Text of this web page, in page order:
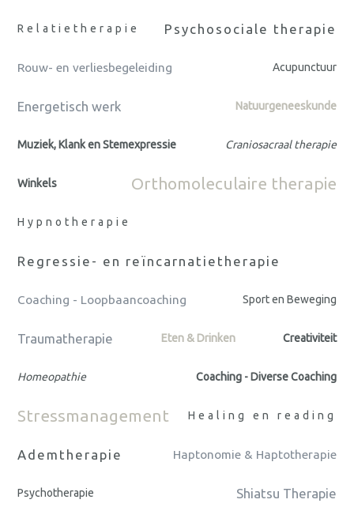
Relatietherapie Psychosociale therapie
Rouw- en verliesbegeleiding Acupunctuur
Energetisch werk Natuurgeneeskunde
Muziek, Klank en Stemexpressie Craniosacraal therapie
Winkels Orthomoleculaire therapie
Hypnotherapie
Regressie- en reïncarnatietherapie
Coaching - Loopbaancoaching Sport en Beweging
Traumatherapie Eten & Drinken Creativiteit
Homeopathie Coaching - Diverse Coaching
Stressmanagement Healing en reading
Ademtherapie Haptonomie & Haptotherapie
Psychotherapie Shiatsu Therapie